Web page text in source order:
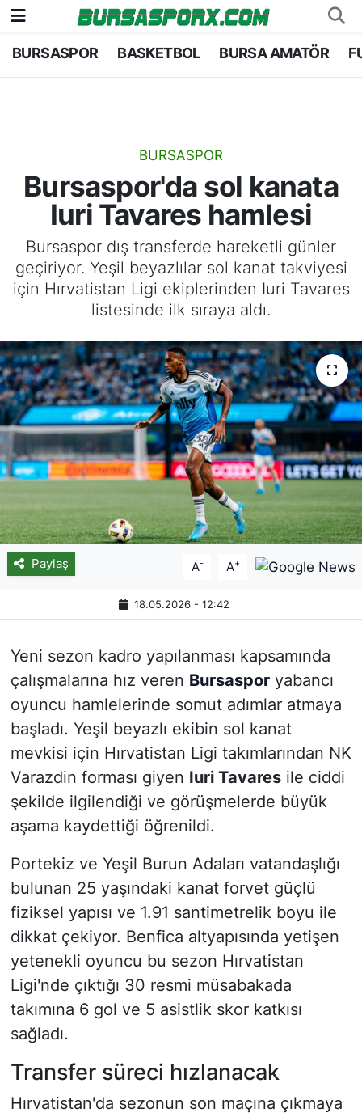
BURSASPOR BASKETBOL BURSA AMATÖR
BURSASPOR
Bursaspor'da sol kanata
Iuri Tavares hamlesi
Bursaspor dış transferde hareketli günler
geçiriyor. Yeşil beyazlılar sol kanat takviyesi
için Hırvatistan Ligi ekiplerinden Iuri Tavares
listesinde ilk sıraya aldı.
Paylaş A- A+
18.05.2026 - 12:42
Yeni sezon kadro yapılanması kapsamında
çalışmalarına hız veren Bursasporyabancı
oyuncu hamlelerinde somut adımlar atmaya
başladı. Yeşil beyazlı ekibin sol kanat
mevkisi için Hırvatistan Ligi takımlarından NK
Varazdin forması giyen Iuri Tavaresile ciddi
şekilde ilgilendiği ve görüşmelerde büyük
aşama kaydettiği öğrenildi.
Portekiz ve Yeşil Burun Adaları vatandaşlığı
bulunan 25 yaşındaki kanat forvet güçlü
fiziksel yapısı ve 1.91 santimetrelik boyu ile
dikkat çekiyor. Benfica altyapısında yetişen
yetenekli oyuncu bu sezon Hırvatistan
Ligi'nde çıktığı 30 resmi müsabakada
takımına 6 gol ve 5 asistlik skor katkısı
sağladı.
Transfer süreci hızlanacak
Hırvatistan'da sezonun son maçına çıkmaya
Bursaspor
Bursa Amatör
Hentbol
Voleybol
Bursa Nöbetçi Eczaneler
Bursa Trafik Yoğunluk Haritası
TFF 2.Lig Kırmızı Grup Puan Durumu ve Fikstür
Tüm Manşetler
Son Dakika Haberleri
Haber Arşivi